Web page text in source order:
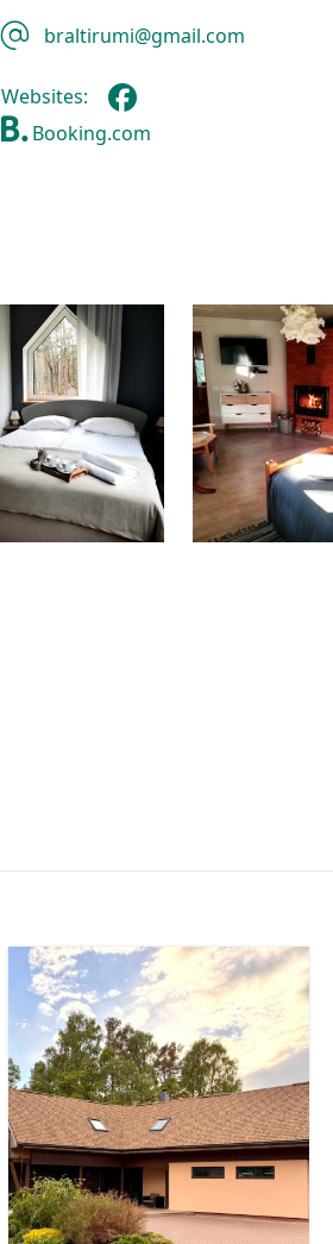
braltirumi@gmail.com
Websites:
Booking.com